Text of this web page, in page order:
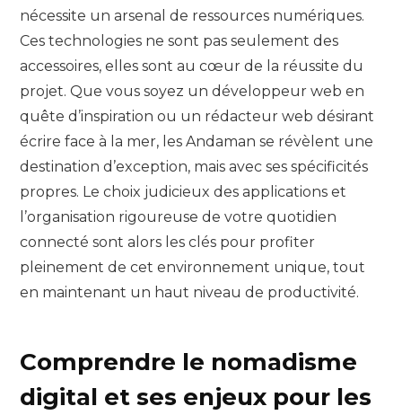
nécessite un arsenal de ressources numériques.
Ces technologies ne sont pas seulement des
accessoires, elles sont au cœur de la réussite du
projet. Que vous soyez un développeur web en
quête d’inspiration ou un rédacteur web désirant
écrire face à la mer, les Andaman se révèlent une
destination d’exception, mais avec ses spécificités
propres. Le choix judicieux des applications et
l’organisation rigoureuse de votre quotidien
connecté sont alors les clés pour profiter
pleinement de cet environnement unique, tout
en maintenant un haut niveau de productivité.
Comprendre le nomadisme
digital et ses enjeux pour les